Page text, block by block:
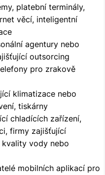
platební terminály,
věcí, inteligentní
agentury nebo
outsorcing
pro zrakově
klimatizace nebo
tiskárny
chladících zařízení,
firmy zajišťující
vody nebo
mobilních aplikací pro